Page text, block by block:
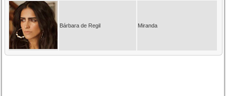
Bárbara de Regil Miranda